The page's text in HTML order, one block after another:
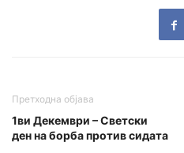
Претходна објава
1ви Декември – Светски
ден на борба против сидата